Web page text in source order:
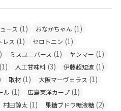
ース (1) おなかちゃん (1)
レス (1) セロトニン (1)
ミスユニバース (1) ヤンマー (1)
(1) 人工甘味料 (3) 伊藤超短波 (1)
取材(1) 大阪マーヴェラス (1)
ル (1) 広島東洋カープ (1)
村田諒太 (1) 果糖ブドウ糖液糖 (2)